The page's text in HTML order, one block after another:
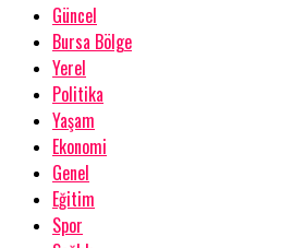
Güncel
Bursa Bölge
Yerel
Politika
Yaşam
Ekonomi
Genel
Eğitim
Spor